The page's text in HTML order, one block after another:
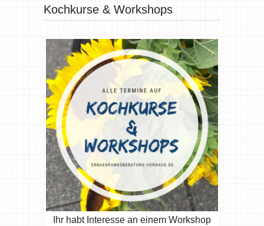
Kochkurse & Workshops
Ihr habt Interesse an einem Workshop